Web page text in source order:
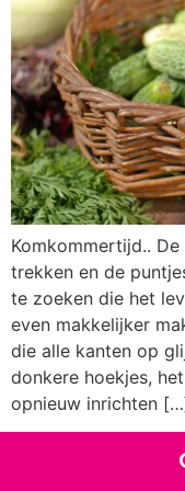
Komkommertijd..
trekken en de
te zoeken die het
even makkelijker
die alle kanten op
donkere hoekjes,
opnieuw inrichten